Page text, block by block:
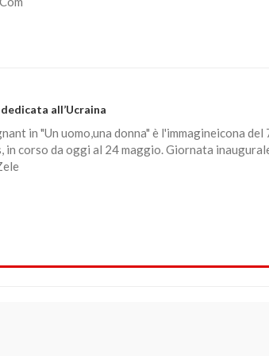
all’Ucraina
in "Un uomo,una donna" è l'immagineicona del
in corso da oggi al 24 maggio. Giornata